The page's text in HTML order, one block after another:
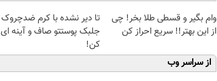
وام بگیر و قسطی طلا بخر! چی
از این بهتر!! سریع احراز کن
تا دیر نشده با کرم ضدچروک
جلبک پوستتو صاف و آینه ای
کن!
از سراسر وب